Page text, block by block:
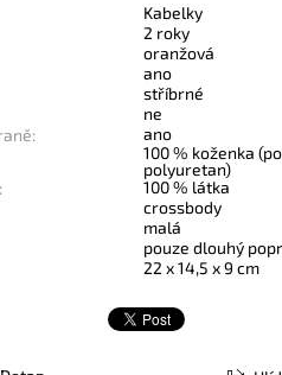
Kabelky
2 roky
oranžová
ano
stříbrné
ne
ano
100 % koženka
polyuretan)
100 % látka
crossbody
malá
pouze dlouhý
22 x 14,5 x 9 cm